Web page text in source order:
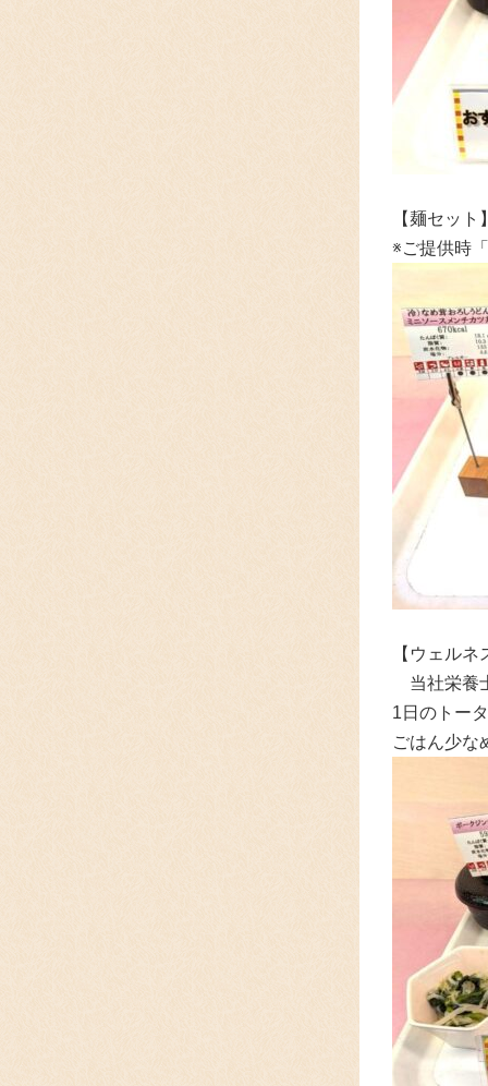
【麺セット
※ご提供時
【ウェル
当社栄養
1日のトー
ごはん少な